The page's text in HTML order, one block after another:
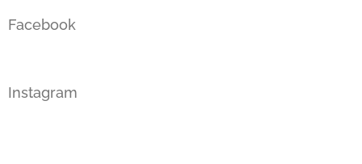
Facebook
Instagram